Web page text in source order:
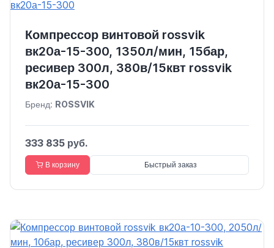
Компрессор винтовой rossvik
вк20а-15-300, 1350л/мин, 15бар,
ресивер 300л, 380в/15квт rossvik
вк20а-15-300
Бренд: ROSSVIK
333 835 руб.
В корзину Быстрый заказ